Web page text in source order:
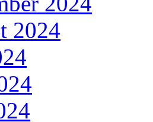
2024